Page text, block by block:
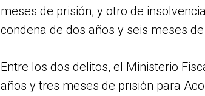
meses de prisión, y otro de
condena de dos años y seis meses
Entre los dos delitos, el Ministerio
años y tres meses de prisión para